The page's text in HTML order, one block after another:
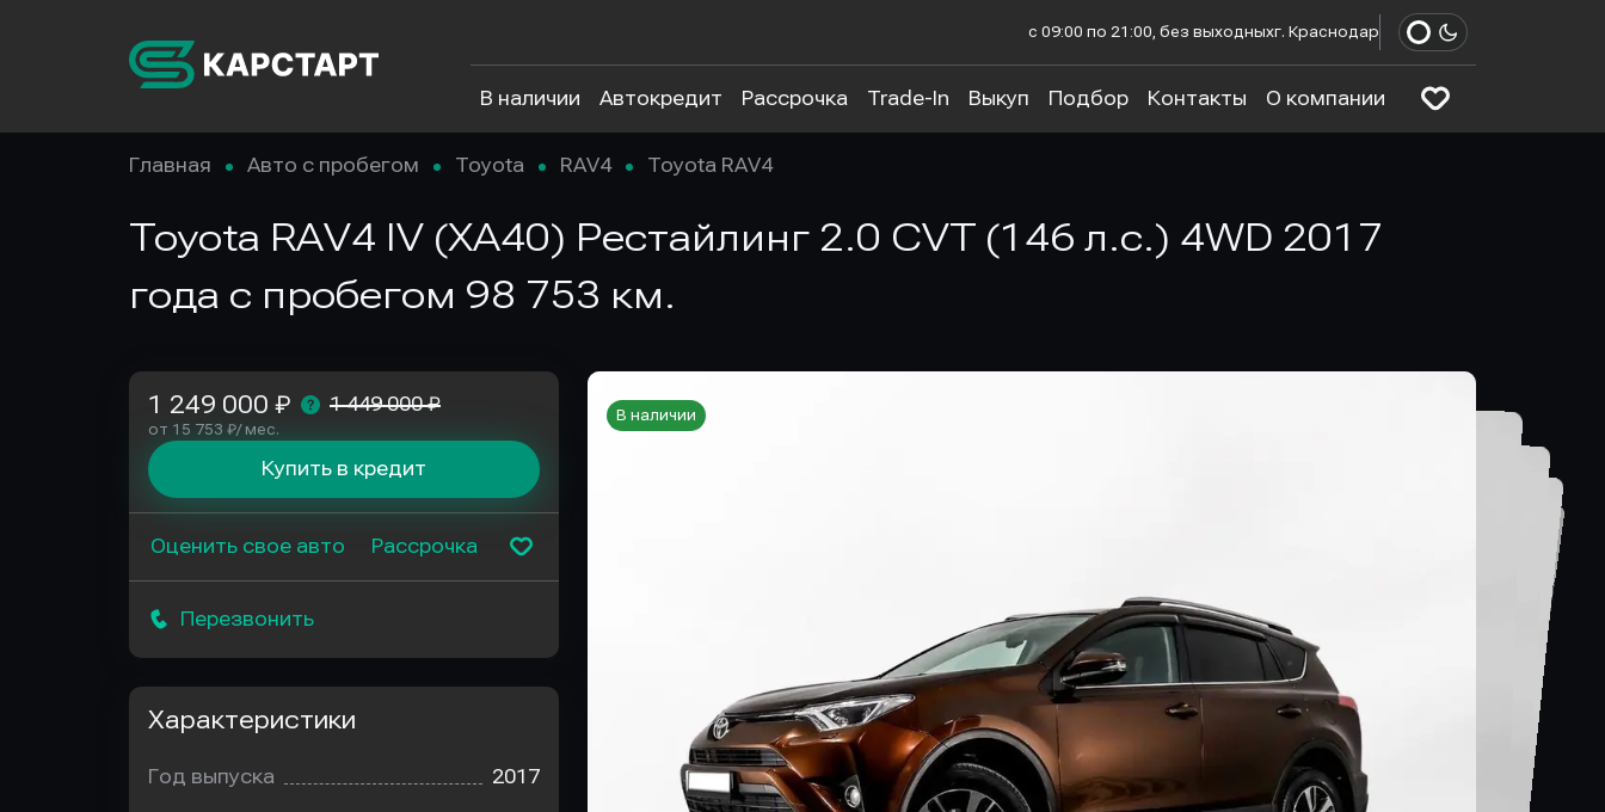
с 09:00 по 21:00, без выходныхг. Краснодар
В наличии Автокредит Рассрочка Trade-In Выкуп Подбор Контакты О компании
Главная Авто с пробегом Toyota RAV4 Toyota RAV4
Toyota RAV4 IV (XA40) Рестайлинг 2.0 CVT (146 л.с.) 4WD 2017
года с пробегом 98 753 км.
В наличии
1 249 000 ₽ 1 449 000 ₽
от 15 753 ₽/ мес.
Купить в кредит
Оценить свое авто Рассрочка
Перезвонить
Характеристики
Год выпуска 2017